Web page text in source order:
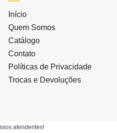
Início
Quem Somos
Catálogo
Contato
Políticas de Privacidade
Trocas e Devoluções
atendentes!